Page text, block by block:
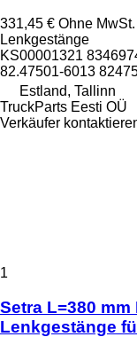
331,45 € Ohne MwSt.
Lenkgestänge
KS00001321
82.47501-6013
Estland, Tallinn
TruckParts Eesti OÜ
Verkäufer
1
Setra L=380 mm
Lenkgestänge